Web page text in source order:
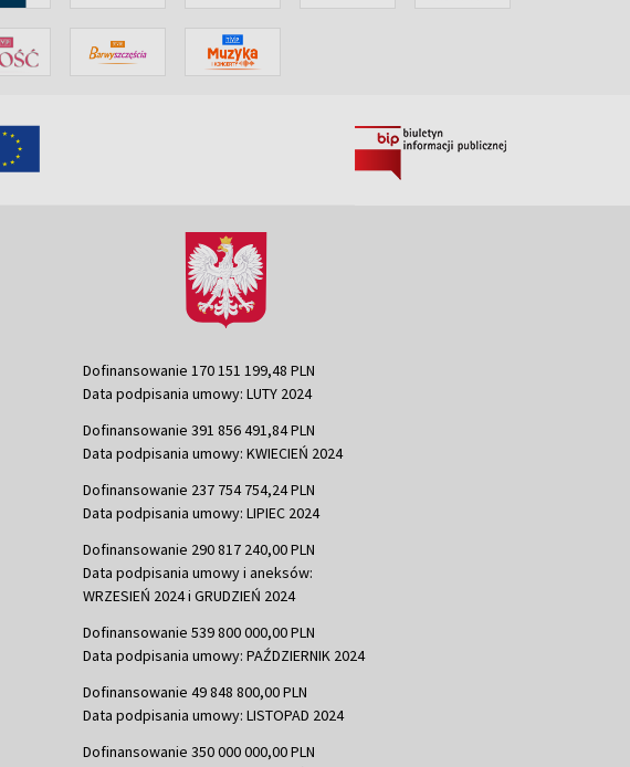
Dofinansowanie 170 151 199,48 PLN
Data podpisania umowy: LUTY 2024
Dofinansowanie 391 856 491,84 PLN
Data podpisania umowy: KWIECIEŃ 2024
Dofinansowanie 237 754 754,24 PLN
Data podpisania umowy: LIPIEC 2024
Dofinansowanie 290 817 240,00 PLN
Data podpisania umowy i aneksów:
WRZESIEŃ 2024 i GRUDZIEŃ 2024
Dofinansowanie 539 800 000,00 PLN
Data podpisania umowy: PAŹDZIERNIK 2024
Dofinansowanie 49 848 800,00 PLN
Data podpisania umowy: LISTOPAD 2024
Dofinansowanie 350 000 000,00 PLN